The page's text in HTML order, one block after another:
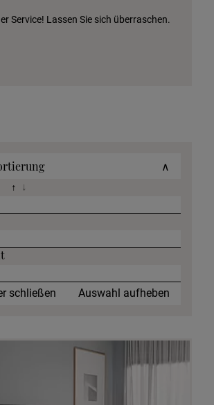
Service! Lassen Sie sich überraschen.
∧
↑ ↓
schließen Auswahl aufheben